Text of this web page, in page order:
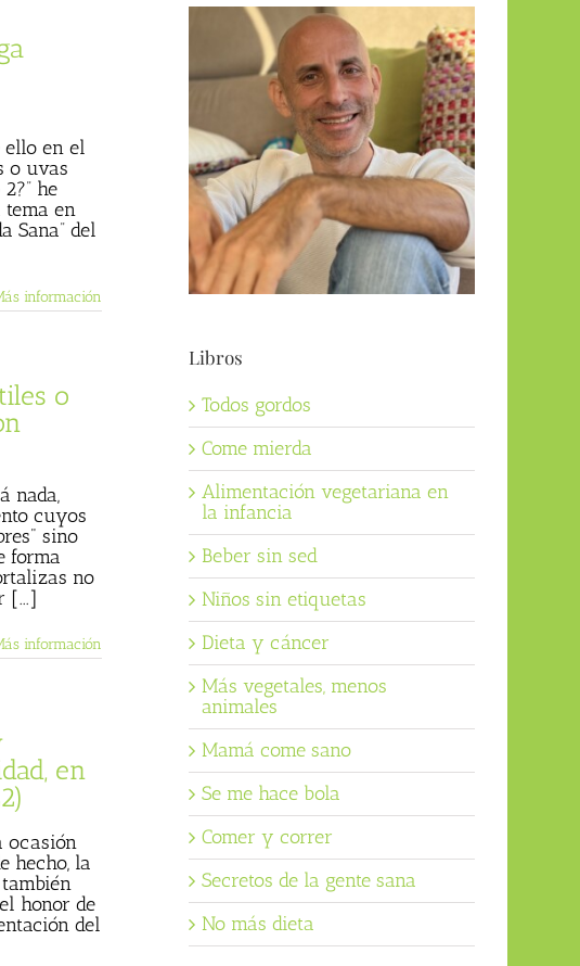
ello en el
o uvas
he
en
Sana” del
información
o
nada,
cuyos
sino
forma
no
[...]
información
en
ocasión
hecho, la
honor de
del
Libros
Todos gordos
Come mierda
Alimentación vegetariana en
la infancia
Beber sin sed
Niños sin etiquetas
Dieta y cáncer
Más vegetales, menos
animales
Mamá come sano
Se me hace bola
Comer y correr
Secretos de la gente sana
No más dieta